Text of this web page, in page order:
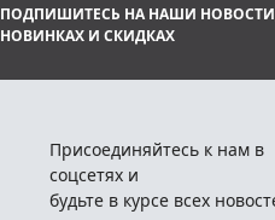
ПОДПИШИТЕСЬ НА НАШИ
НОВИНКАХ И СКИДКАХ
Присоединяйтесь к нам в
соцсетях и
будьте в курсе всех